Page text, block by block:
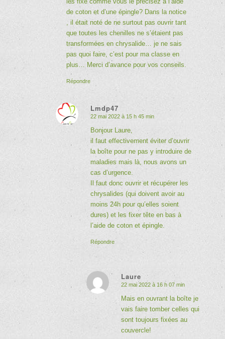
de coton et d’une épingle? Dans la notice
, il était noté de ne surtout pas ouvrir tant
que toutes les chenilles ne s’étaient pas
transformées en chrysalide… je ne sais
pas quoi faire, c’est pour ma classe en
plus… Merci d’avance pour vos conseils.
Répondre
Lmdp47
dit
22 mai 2022 à 15 h 45 min
Bonjour Laure,
il faut effectivement éviter d’ouvrir
la boîte pour ne pas y introduire de
maladies mais là, nous avons un
cas d’urgence.
Il faut donc ouvrir et récupérer les
chrysalides (qui doivent avoir au
moins 24h pour qu’elles soient
dures) et les fixer tête en bas à
l’aide de coton et épingle.
Répondre
Laure
dit
22 mai 2022 à 16 h 07 min
Mais en ouvrant la boîte je
vais faire tomber celles qui
sont toujours fixées au
couvercle!